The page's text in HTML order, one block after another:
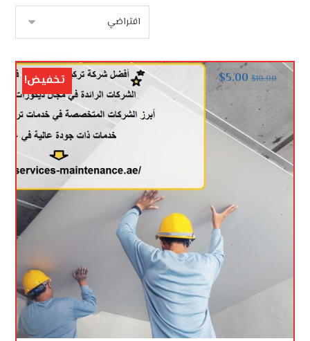
$10.00
$5.00 تخفيض!